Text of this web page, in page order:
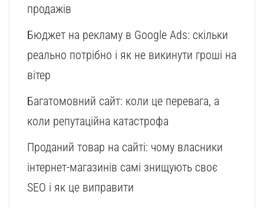
продажів
Бюджет на рекламу в Google Ads: скільки
реально потрібно і як не викинути гроші на
вітер
Багатомовний сайт: коли це перевага, а
коли репутаційна катастрофа
Проданий товар на сайті: чому власники
інтернет-магазинів самі знищують своє
SEO і як це виправити